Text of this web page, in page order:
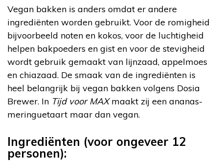
Vegan bakken is anders omdat er andere
ingrediënten worden gebruikt. Voor de romigheid
bijvoorbeeld noten en kokos, voor de luchtigheid
helpen bakpoeders en gist en voor de stevigheid
wordt gebruik gemaakt van lijnzaad, appelmoes
en chiazaad. De smaak van de ingrediënten is
heel belangrijk bij vegan bakken volgens Dosia
Brewer. In Tijd voor MAXmaakt zij een ananas-
meringuetaart maar dan vegan.
Ingrediënten (voor ongeveer 12
personen):